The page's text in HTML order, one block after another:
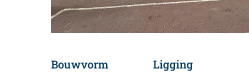
Bouwvorm Ligging